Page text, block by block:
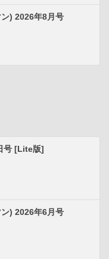
) 2026年8月号
号 [Lite版]
) 2026年6月号